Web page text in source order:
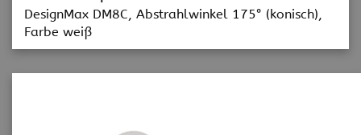
DesignMax DM8C, Abstrahlwinkel 175° (konisch),
Farbe weiß